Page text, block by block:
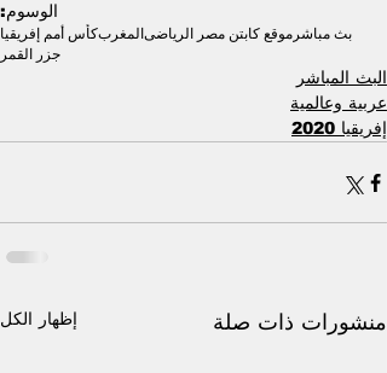
الوسوم:
بث مباشرموقع كابتن مصر الرياضىالمغربكأس أمم إفريقيا
جزر القمر
البث المباشر
عربية وعالمية
إفريقيا 2020
منشورات ذات صلة إظهار الكل